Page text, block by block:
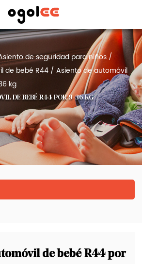
de seguridad para niños /
de bebé R44 / Asiento de automóvil
kg
DE BEBÉ R44 POR 9-36 KG
de bebé R44 por